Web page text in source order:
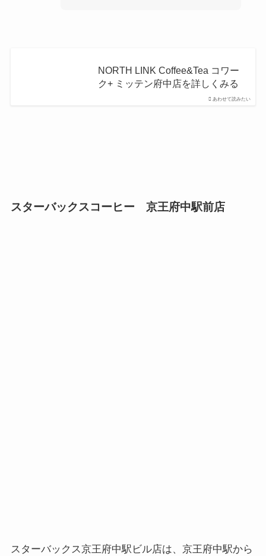
あわせて読みたい
NORTH LINK Coffee&Tea コワー
ク+ ミッテン府中店を詳しくみる
スターバックスコーヒー 京王府中駅前店
スターバックス京王府中駅ビル店は、京王府中駅から